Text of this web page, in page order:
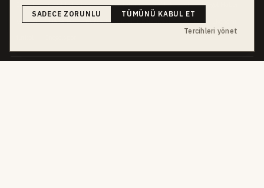
İnegöl inegol-belediyesi alper-taban trafik-kazasi
İnegöl Haber
Güncel
Haberler bursa-buyuksehir-belediyesi Bursa
SADECE ZORUNLU
TÜMÜNÜ KABUL ET
Tercihleri yönet